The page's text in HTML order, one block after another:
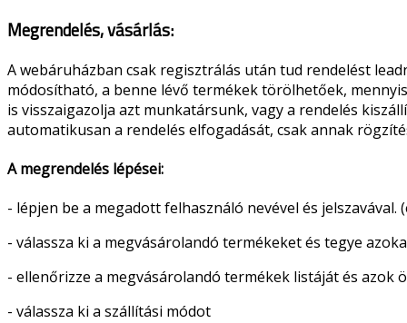
Megrendelés, vásárlás:
A webáruházban csak regisztrálás után tud rendelést
módosítható, a benne lévő termékek törölhetőek,
is visszaigazolja azt munkatársunk, vagy a rendelés
automatikusan a rendelés elfogadását, csak annak
A megrendelés lépései:
- lépjen be a megadott felhasználó nevével és
- válassza ki a megvásárolandó termékeket és tegye
- ellenőrizze a megvásárolandó termékek listáját és azok
- válassza ki a szállítási módot